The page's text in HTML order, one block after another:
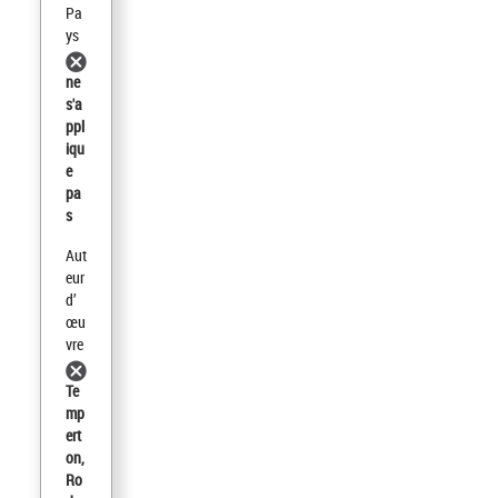
Pa
ys
ne
s'a
ppl
iqu
e
pa
s
Aut
eur
d’
œu
vre
Te
mp
ert
on,
Ro